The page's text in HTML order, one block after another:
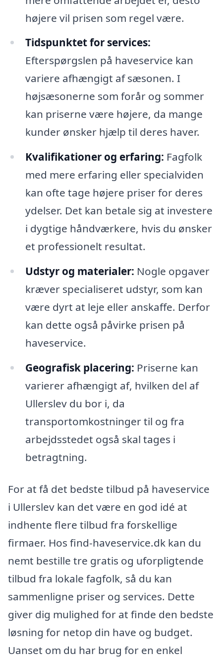
højere vil prisen som regel være.
Tidspunktet for services:
Efterspørgslen på haveservice kan
variere afhængigt af sæsonen. I
højsæsonerne som forår og sommer
kan priserne være højere, da mange
kunder ønsker hjælp til deres haver.
Kvalifikationer og erfaring: Fagfolk
med mere erfaring eller specialviden
kan ofte tage højere priser for deres
ydelser. Det kan betale sig at investere
i dygtige håndværkere, hvis du ønsker
et professionelt resultat.
Udstyr og materialer: Nogle opgaver
kræver specialiseret udstyr, som kan
være dyrt at leje eller anskaffe. Derfor
kan dette også påvirke prisen på
haveservice.
Geografisk placering: Priserne kan
varierer afhængigt af, hvilken del af
Ullerslev du bor i, da
transportomkostninger til og fra
arbejdsstedet også skal tages i
betragtning.
For at få det bedste tilbud på haveservice
i Ullerslev kan det være en god idé at
indhente flere tilbud fra forskellige
firmaer. Hos find-haveservice.dk kan du
nemt bestille tre gratis og uforpligtende
tilbud fra lokale fagfolk, så du kan
sammenligne priser og services. Dette
giver dig mulighed for at finde den bedste
løsning for netop din have og budget.
Uanset om du har brug for en enkel